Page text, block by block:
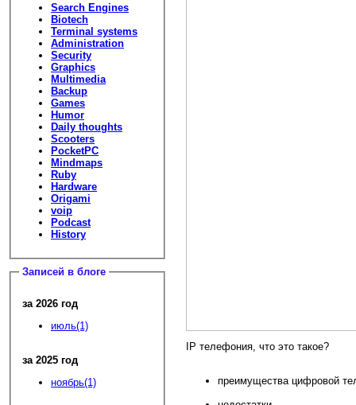
Search Engines
Biotech
Terminal systems
Administration
Security
Graphics
Multimedia
Backup
Games
Humor
Daily thoughts
Scooters
PocketPC
Mindmaps
Ruby
Hardware
Origami
voip
Podcast
History
Записей в блоге
за 2026 год
июль(1)
за 2025 год
ноябрь(1)
IP телефония, что это такое?
преимущества цифровой